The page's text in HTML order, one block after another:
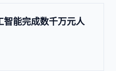
智能完成数千万元人